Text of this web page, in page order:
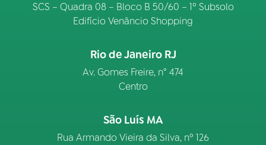
SCS – Quadra 08 – Bloco B 50/60 – 1º Subsolo
Edifício Venâncio Shopping
Rio de Janeiro RJ
Av. Gomes Freire, n° 474
Centro
São Luís MA
Rua Armando Vieira da Silva, nº 126